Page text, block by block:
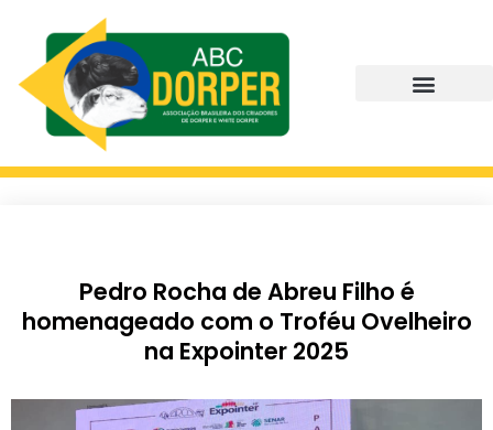
Pedro Rocha de Abreu Filho é
homenageado com o Troféu Ovelheiro
na Expointer 2025